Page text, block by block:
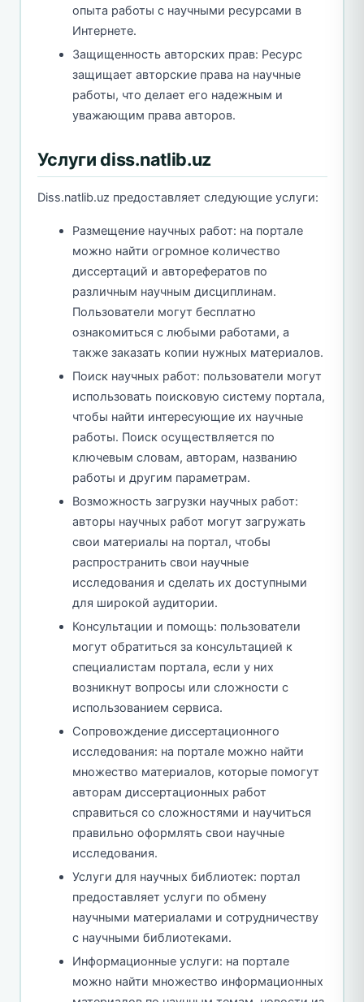
опыта работы с научными ресурсами в
Интернете.
Защищенность авторских прав: Ресурс
защищает авторские права на научные
работы, что делает его надежным и
уважающим права авторов.
Услуги diss.natlib.uz
Diss.natlib.uz предоставляет следующие услуги:
Размещение научных работ: на портале
можно найти огромное количество
диссертаций и авторефератов по
различным научным дисциплинам.
Пользователи могут бесплатно
ознакомиться с любыми работами, а
также заказать копии нужных материалов.
Поиск научных работ: пользователи могут
использовать поисковую систему портала,
чтобы найти интересующие их научные
работы. Поиск осуществляется по
ключевым словам, авторам, названию
работы и другим параметрам.
Возможность загрузки научных работ:
авторы научных работ могут загружать
свои материалы на портал, чтобы
распространить свои научные
исследования и сделать их доступными
для широкой аудитории.
Консультации и помощь: пользователи
могут обратиться за консультацией к
специалистам портала, если у них
возникнут вопросы или сложности с
использованием сервиса.
Сопровождение диссертационного
исследования: на портале можно найти
множество материалов, которые помогут
авторам диссертационных работ
справиться со сложностями и научиться
правильно оформлять свои научные
исследования.
Услуги для научных библиотек: портал
предоставляет услуги по обмену
научными материалами и сотрудничеству
с научными библиотеками.
Информационные услуги: на портале
можно найти множество информационных